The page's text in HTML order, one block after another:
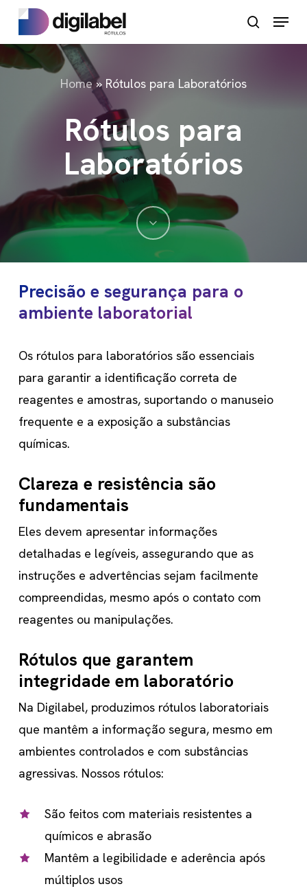
para
conteúdo
Menu
Home» Rótulos para Laboratórios
Rótulos para
Laboratórios
Navegue
até
a
próxima
seção
Precisão e segurança para o
ambiente laboratorial
Os rótulos para laboratórios são essenciais
para garantir a identificação correta de
reagentes e amostras, suportando o manuseio
frequente e a exposição a substâncias
químicas.
Clareza e resistência são
fundamentais
Eles devem apresentar informações
detalhadas e legíveis, assegurando que as
instruções e advertências sejam facilmente
compreendidas, mesmo após o contato com
reagentes ou manipulações.
Rótulos que garantem
integridade em laboratório
Na Digilabel, produzimos rótulos laboratoriais
que mantêm a informação segura, mesmo em
ambientes controlados e com substâncias
agressivas. Nossos rótulos:
São feitos com materiais resistentes a
químicos e abrasão
Mantêm a legibilidade e aderência após
múltiplos usos